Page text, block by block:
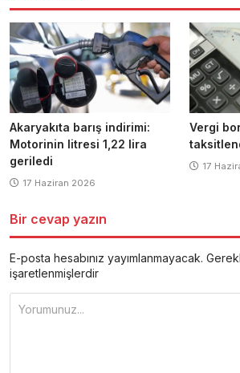
Akaryakıta barış indirimi:
Motorinin litresi 1,22 lira
geriledi
17 Haziran 2026
Vergi
17
Bir cevap yazın
E-posta hesabınız yayımlanmayacak.
işaretlenmişlerdir